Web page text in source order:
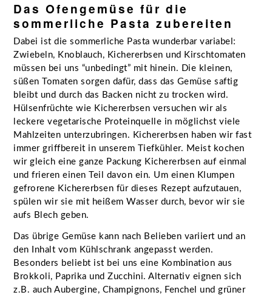
Das Ofengemüse für die
sommerliche Pasta zubereiten
Dabei ist die sommerliche Pasta wunderbar variabel:
Zwiebeln, Knoblauch, Kichererbsen und Kirschtomaten
müssen bei uns “unbedingt” mit hinein. Die kleinen,
süßen Tomaten sorgen dafür, dass das Gemüse saftig
bleibt und durch das Backen nicht zu trocken wird.
Hülsenfrüchte wie Kichererbsen versuchen wir als
leckere vegetarische Proteinquelle in möglichst viele
Mahlzeiten unterzubringen. Kichererbsen haben wir fast
immer griffbereit in unserem Tiefkühler. Meist kochen
wir gleich eine ganze Packung Kichererbsen auf einmal
und frieren einen Teil davon ein. Um einen Klumpen
gefrorene Kichererbsen für dieses Rezept aufzutauen,
spülen wir sie mit heißem Wasser durch, bevor wir sie
aufs Blech geben.
Das übrige Gemüse kann nach Belieben variiert und an
den Inhalt vom Kühlschrank angepasst werden.
Besonders beliebt ist bei uns eine Kombination aus
Brokkoli, Paprika und Zucchini. Alternativ eignen sich
z.B. auch Aubergine, Champignons, Fenchel und grüner